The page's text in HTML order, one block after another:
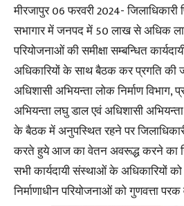
मीरजापुर 06 फरवरी 2024-
सभागार में जनपद में 50 लाख से अधिक
परियोजनाओं की समीक्षा सम्बन्धित
अधिकारियों के साथ बैठक कर प्रगति की
अधिशासी अभियन्ता लोक निर्माण विभाग,
अभियन्ता लघु डाल एवं अधिशासी
के बैठक में अनुपस्थित रहने पर जिलाधिकारी
करते हुये आज का वेतन अवरूद्ध करने का
सभी कार्यदायी संस्थाओं के अधिकारियों
निर्माणाधीन परियोजनाओं को गुणवत्ता